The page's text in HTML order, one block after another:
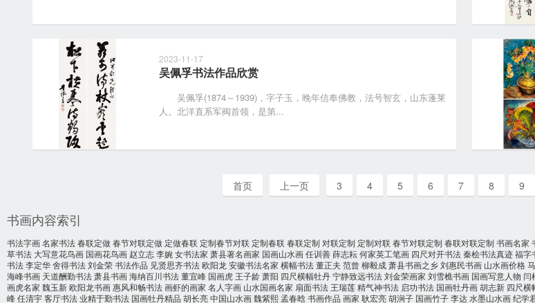
2023-11-17
吴佩孚书法作品欣赏
吴佩孚(1874～1939)，字子玉，晚年信奉佛教，法号智玄，山东蓬莱
人。北洋直系军阀首领，是第...
首页 上一页 3 4 5 6 7 8 9
书画内容索引
书法字画名家书法春联定做春节对联定做 定做春联 定制春节对联 定制春联春联定制 对联定制 定制对联春节对联定制 春联对联定制 书画名家
草书法 大写意花鸟画 国画花鸟画 赵立志李婉 女书法家 萧县著名画家 国画山水画任训善薛志耘何家英工笔画 四尺对开书法秦桧书法真迹福字
书法李定华舍得书法刘金荣书法作品 见贤思齐书法欧阳龙安徽书法名家 横幅书法董正夫 范曾 柳毅成萧县书画之乡刘惠民书画 山水画价格
海峰书画 天道酬勤书法萧县书画海纳百川书法董宜峰 国画虎 王子龄萧阳 四尺横幅牡丹宁静致远书法刘金荣画家 刘雪樵书画 国画写意人物 闫
画虎名家 魏玉新欧阳龙书画惠风和畅书法画虾的画家 名人字画 山水国画名家 扇面书法 王瑞莲精气神书法 启功书法 国画牡丹画胡志新 四尺横
峰任清宇客厅书法业精于勤书法 国画牡丹精品 胡长亮中国山水画魏紫熙孟春晗书画作品 画家 耿宏亮胡涧子 国画竹子李达水墨山水画纪学